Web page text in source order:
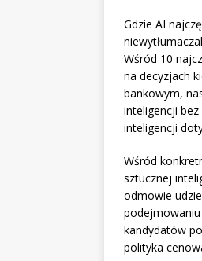
Gdzie AI
Wśród 10
na decyzjach
bankowym,
inteligencji
inteligencji
Wśród
sztucznej
odmowie
kandydatów
polityka